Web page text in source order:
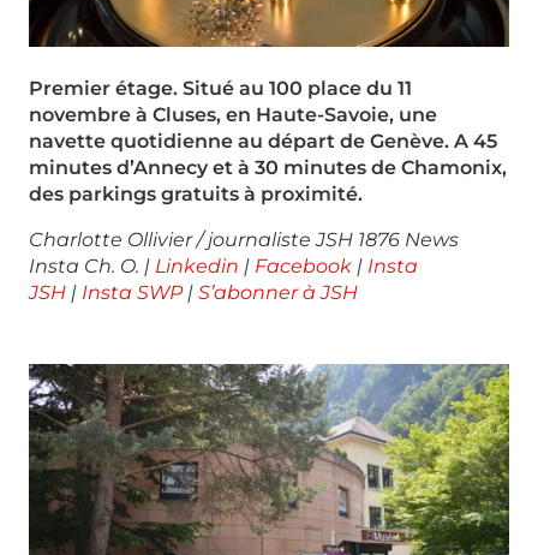
Premier étage. Situé au 100 place du 11
novembre à Cluses, en Haute-Savoie, une
navette quotidienne au départ de Genève. A 45
minutes d’Annecy et à 30 minutes de Chamonix,
des parkings gratuits à proximité.
Charlotte Ollivier / journaliste JSH 1876 News
Insta Ch. O. | Linkedin | Facebook | Insta
JSH | Insta SWP| S’abonner à JSH